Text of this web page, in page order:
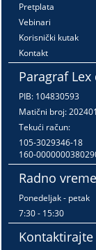
Pretplata
Vebinari
Korisnički kutak
Kontakt
Paragraf Lex
PIB: 104830593
Matični broj:
Tekući račun:
105-3029346-18
160-
Radno
Ponedeljak - petak
7:30 - 15:30
Kontaktirajte